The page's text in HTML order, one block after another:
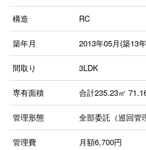
構造 RC
築年月 2013年05月(築13
間取り 3LDK
専有面積 合計235.23㎡
管理形態 全部委託（巡回管
管理費 月額6,700円